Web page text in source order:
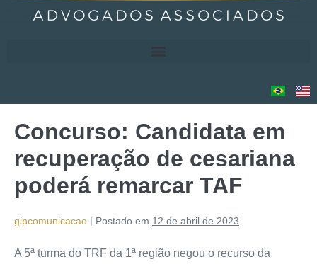
Concurso: Candidata em
recuperação de cesariana
poderá remarcar TAF
gipcomunicacao | Postado em 12 de abril de 2023
A 5ª turma do TRF da 1ª região negou o recurso da